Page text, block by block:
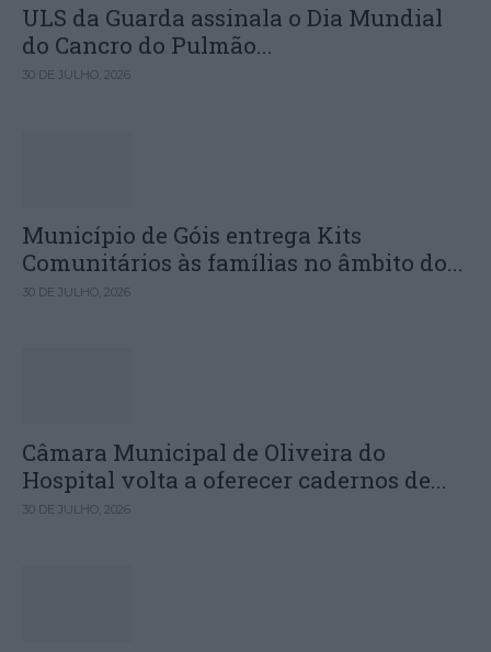
ULS da Guarda assinala o Dia Mundial
do Cancro do Pulmão...
30 DE JULHO, 2026
Município de Góis entrega Kits
Comunitários às famílias no âmbito do...
30 DE JULHO, 2026
Câmara Municipal de Oliveira do
Hospital volta a oferecer cadernos de...
30 DE JULHO, 2026